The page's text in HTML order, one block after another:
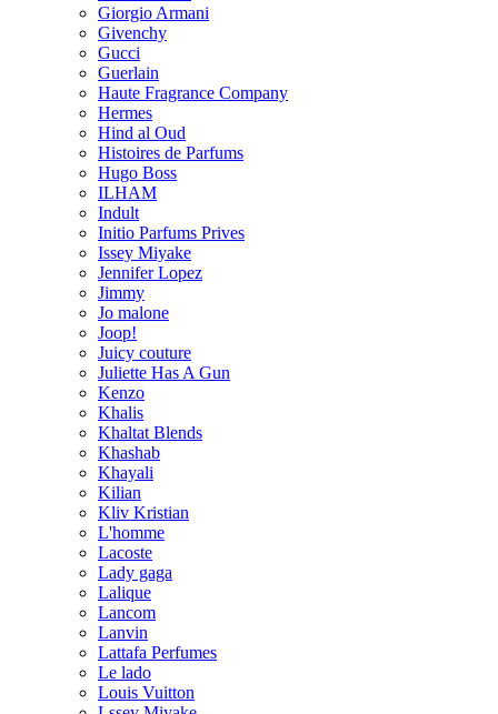
Giorgio Armani
Givenchy
Gucci
Guerlain
Haute Fragrance Company
Hermes
Hind al Oud
Histoires de Parfums
Hugo Boss
ILHAM
Indult
Initio Parfums Prives
Issey Miyake
Jennifer Lopez
Jimmy
Jo malone
Joop!
Juicy couture
Juliette Has A Gun
Kenzo
Khalis
Khaltat Blends
Khashab
Khayali
Kilian
Kliv Kristian
L'homme
Lacoste
Lady gaga
Lalique
Lancom
Lanvin
Lattafa Perfumes
Le lado
Louis Vuitton